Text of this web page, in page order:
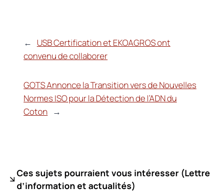
←
USB Certification et EKOAGROS ont
convenu de collaborer
GOTS Annonce la Transition vers de Nouvelles
Normes ISO pour la Détection de l’ADN du
Coton
→
Ces sujets pourraient vous intéresser (Lettre
d’information et actualités)